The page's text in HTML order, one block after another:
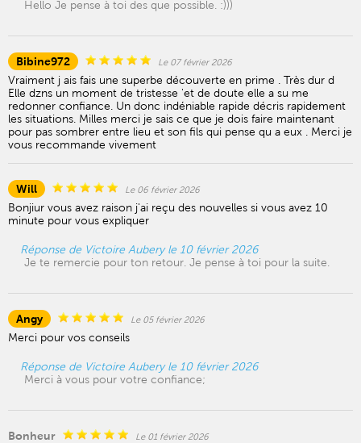
Hello Je pense à toi des que possible. :)))
Bibine972 Le 07 février 2026
Vraiment j ais fais une superbe découverte en prime . Très dur d
Elle dzns un moment de tristesse 'et de doute elle a su me
redonner confiance. Un donc indéniable rapide décris rapidement
les situations. Milles merci je sais ce que je dois faire maintenant
pour pas sombrer entre lieu et son fils qui pense qu a eux . Merci je
vous recommande vivement
Will Le 06 février 2026
Bonjiur vous avez raison j'ai reçu des nouvelles si vous avez 10
minute pour vous expliquer
Réponse de Victoire Aubery le 10 février 2026
Je te remercie pour ton retour. Je pense à toi pour la suite.
Angy Le 05 février 2026
Merci pour vos conseils
Réponse de Victoire Aubery le 10 février 2026
Merci à vous pour votre confiance;
Bonheur Le 01 février 2026